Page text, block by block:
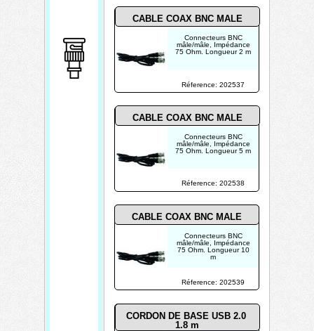
Réference: 202537
Réference: 202538
CABLE COAX BNC MALE
CABLE COAX BNC MALE
Connecteurs BNC
mâle/mâle, Impédance
75 Ohm. Longueur 5 m
Connecteurs BNC
mâle/mâle, Impédance
75 Ohm. Longueur 2 m
Connecteurs BNC
mâle/mâle, Impédance
75 Ohm. Longueur 10
m
Réference: 202539
CABLE COAX BNC MALE
CORDON DE BASE USB 2.0
1.8 m